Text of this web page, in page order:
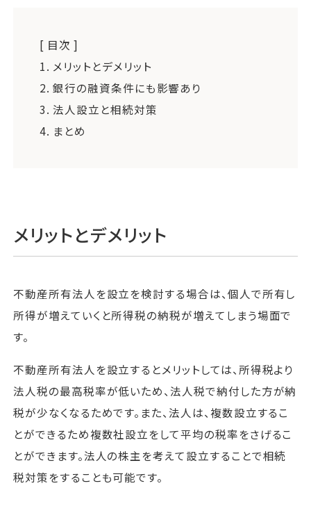
[ 目次 ]
1. メリットとデメリット
2. 銀行の融資条件にも影響あり
3. 法人設立と相続対策
4. まとめ
メリットとデメリット
不動産所有法人を設立を検討する場合は、個人で所有し
所得が増えていくと所得税の納税が増えてしまう場面で
す。
不動産所有法人を設立するとメリットしては、所得税より
法人税の最高税率が低いため、法人税で納付した方が納
税が少なくなるためです。また、法人は、複数設立するこ
とができるため複数社設立をして平均の税率をさげるこ
とができます。法人の株主を考えて設立することで相続
税対策をすることも可能です。